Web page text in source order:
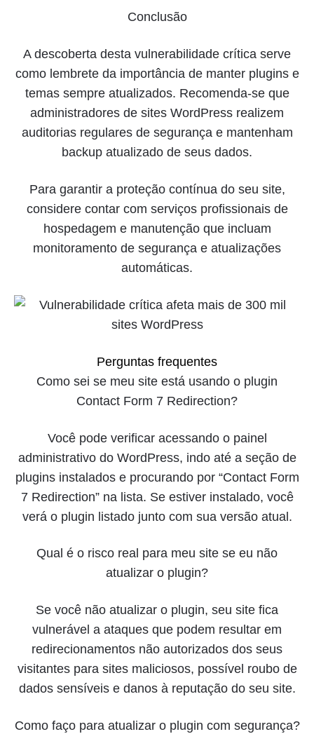
Conclusão
A descoberta desta vulnerabilidade crítica serve
como lembrete da importância de manter plugins e
temas sempre atualizados. Recomenda-se que
administradores de sites WordPress realizem
auditorias regulares de segurança e mantenham
backup atualizado de seus dados.
Para garantir a proteção contínua do seu site,
considere contar com serviços profissionais de
hospedagem e manutenção que incluam
monitoramento de segurança e atualizações
automáticas.
Perguntas frequentes
Como sei se meu site está usando o plugin
Contact Form 7 Redirection?
Você pode verificar acessando o painel
administrativo do WordPress, indo até a seção de
plugins instalados e procurando por “Contact Form
7 Redirection” na lista. Se estiver instalado, você
verá o plugin listado junto com sua versão atual.
Qual é o risco real para meu site se eu não
atualizar o plugin?
Se você não atualizar o plugin, seu site fica
vulnerável a ataques que podem resultar em
redirecionamentos não autorizados dos seus
visitantes para sites maliciosos, possível roubo de
dados sensíveis e danos à reputação do seu site.
Como faço para atualizar o plugin com segurança?